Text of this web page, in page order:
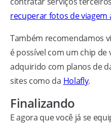
recuperar fotos de viagem
Também recomendamos
é possível com um chip de
adquirido com planos de
sites como da Holafly.
Finalizando
E agora que você já se